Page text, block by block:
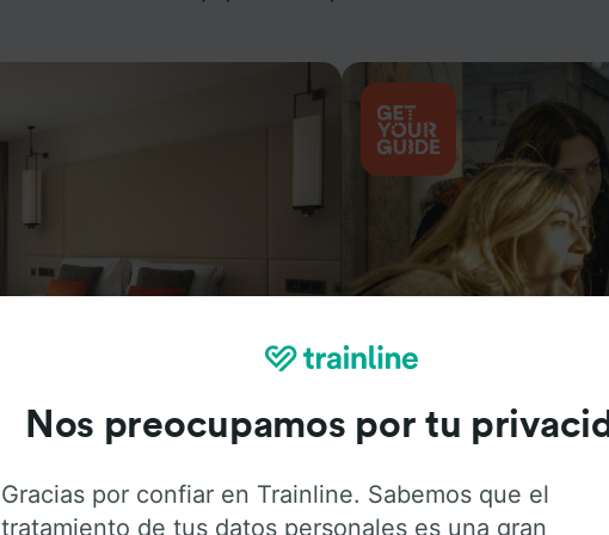
Actividades
Nos preocupamos por tu
Gracias por confiar en Trainline. Sabemos que el
tratamiento de tus datos personales es una gran